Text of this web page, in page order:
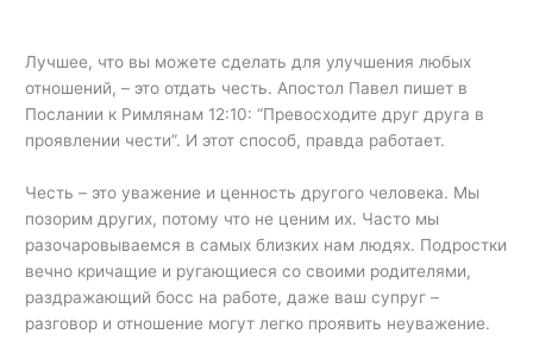
Лучшее, что вы можете сделать для улучшения любых
отношений, – это отдать честь. Апостол Павел пишет в
Послании к Римлянам 12:10: “Превосходите друг друга в
проявлении чести”. И этот способ, правда работает.
Честь – это уважение и ценность другого человека. Мы
позорим других, потому что не ценим их. Часто мы
разочаровываемся в самых близких нам людях. Подростки
вечно кричащие и ругающиеся со своими родителями,
раздражающий босс на работе, даже ваш супруг –
разговор и отношение могут легко проявить неуважение.